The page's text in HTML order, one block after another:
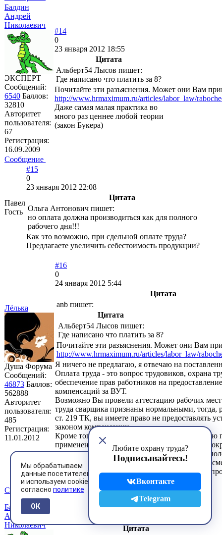
Балдин
Андрей
Николаевич
ЭКСПЕРТ
Сообщений:
6540 Баллов:
32810
Авторитет
пользователя:
67
Регистрация:
16.09.2009
#14
0
23 января 2012 18:55
Цитата
Альберт54 Лысов пишет:
Где написано что платить за 8?
Почитайте эти разъяснения. Может они Вам
http://www.hrmaximum.ru/articles/labor_law/
Даже самая малая практика во
много раз ценнее любой теории
(закон Букера)
Сообщение
Павел
Гость
#15
0
23 января 2012 22:08
Цитата
Ольга Антонович пишет:
но оплата должна производиться как для полного
рабочего дня!!!
Как это возможно, при сдельной оплате труда?
Предлагаете увеличить себестоимость продукции?
Лёлька
Душа Форума
Сообщений:
46873 Баллов:
562888
Авторитет
пользователя:
485
Регистрация:
11.01.2012
#16
0
24 января 2012 5:44
Цитата
anb пишет:
Цитата
Альберт54 Лысов пишет:
Где написано что платить за 8?
Почитайте эти разъяснения. Может они Вам
http://www.hrmaximum.ru/articles/labor_law/
Я ничего не предлагаю, я отвечаю на
Оплата труда - это вопрос трудовиков, охрана
обеспечение прав работников на
компенсаций за ВУТ.
Возможно Вы провели аттестацию рабочих
труда сварщика признаны нормальными, тогда,
ст. 219 ТК, вы имеете право не предоставлять
законом компенсации.
Кроме того, прочитайте Списки и Инструкцию
применению этих списков. Там сказано, что
устанавливается, когда работник занят более
во ВУТ. Возможно, вы не наберете половины
сварочных работ (подготовительные работы,
На каждое ваше "увы" есть наше "зато"
Сообщение
Балдин
Андрей
Николаевич
24 января 2012 7:37
Цитата
Мы обрабатываем
данные посетителей
и используем cookies
согласно политике
ОК
Любите охрану труда?
Подписывайтесь!
Вконтакте
Telegram